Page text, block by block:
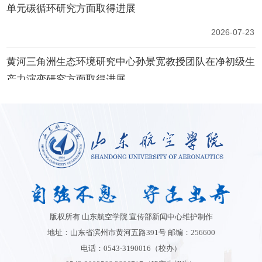
版权所有 山东航空学院 宣传部新闻中心维护制作
地址：山东省滨州市黄河五路391号 邮编：256600
电话：0543-3190016（校办）